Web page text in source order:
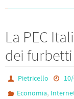
La PEC
dei
Pietricello
Economia,